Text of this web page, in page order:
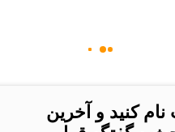
کنید و آخرین